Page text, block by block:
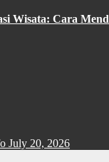
Wisata: Cara
July 20, 2026